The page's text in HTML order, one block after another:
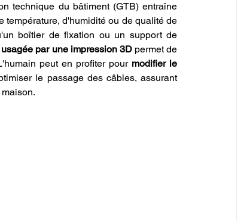
technique du bâtiment (GTB) entraîne
température, d'humidité ou de qualité de
boîtier de fixation ou un support de
par une impression 3D permet de
peut en profiter pour modifier le
le passage des câbles, assurant